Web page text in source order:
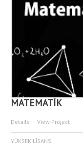
MATEMATİK
Details View Project
YÜKSEK LİSANS